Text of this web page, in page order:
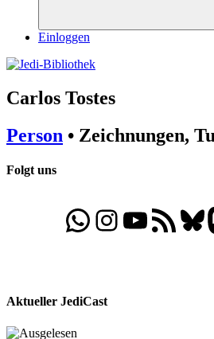
Suchen
Einloggen
Carlos Tostes
Person • Zeichnungen,
Folgt uns
WhatsApp
Folgt uns auf Instagram
Besucht unseren YouTube-Kanal
RSS-Feed
Aktueller JediCast